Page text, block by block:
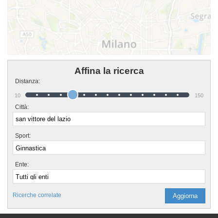
Affina la ricerca
Distanza:
10 150
Città:
Sport:
Ente:
Ricerche correlate